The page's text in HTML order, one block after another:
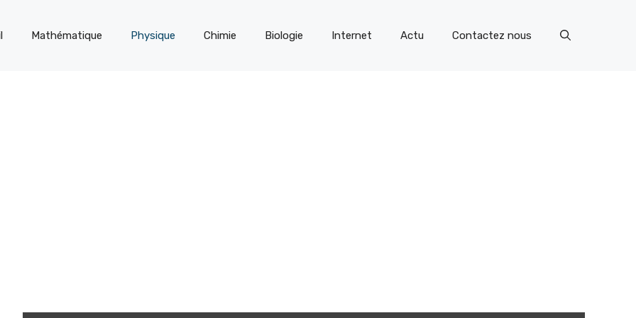
Mathématique Physique Chimie Biologie Internet Actu Contactez nous